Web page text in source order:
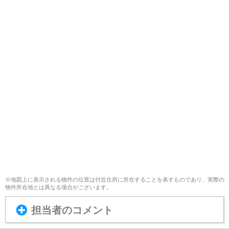
※地図上に表示される物件の位置は付近住所に所在することを表すものであり、実際の
物件所在地とは異なる場合がございます。
担当者のコメント